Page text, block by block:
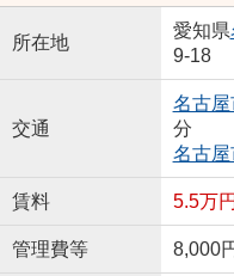
所在地
愛知県
9-18
交通
名古
分
名古
賃料 5.5万
管理費等 8,000